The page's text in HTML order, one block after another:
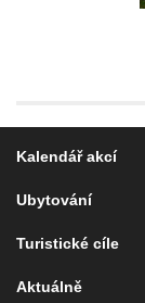
Kalendář akcí
Ubytování
Turistické cíle
Aktuálně